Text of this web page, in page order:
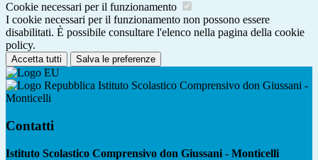
Cookie necessari per il funzionamento
I cookie necessari per il funzionamento non possono essere
disabilitati. È possibile consultare l'elenco nella pagina della cookie
policy.
Accetta tutti Salva le preferenze
Istituto Scolastico Comprensivo don Giussani -
Monticelli
Contatti
Istituto Scolastico Comprensivo don Giussani - Monticelli